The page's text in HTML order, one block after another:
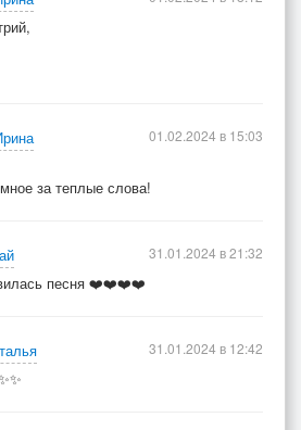
за теплые слова!
01.02.2024 в 15:03
песня ❤️❤️❤️❤️
31.01.2024 в 21:32
31.01.2024 в 12:42